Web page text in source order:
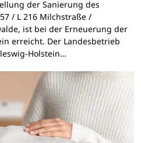
der Sanierung des
/ L 216 Milchstraße /
ist bei der Erneuerung der
erreicht. Der Landesbetrieb
Holstein…